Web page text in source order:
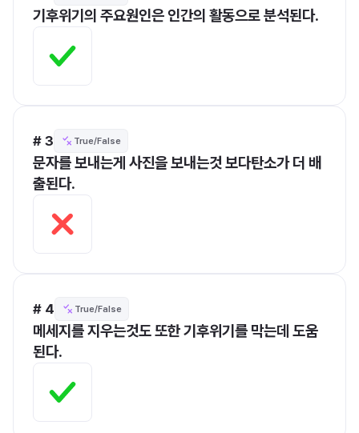
기후위기의 주요원인은 인간의 활동으로 분석된다.
# 3 True/False
문자를 보내는게 사진을 보내는것 보다탄소가 더 배
출된다.
# 4 True/False
메세지를 지우는것도 또한 기후위기를 막는데 도움
된다.